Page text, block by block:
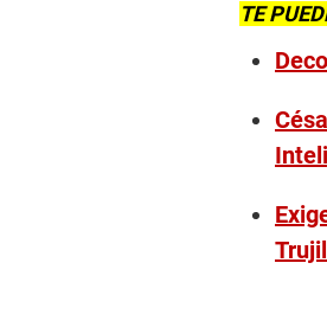
TE